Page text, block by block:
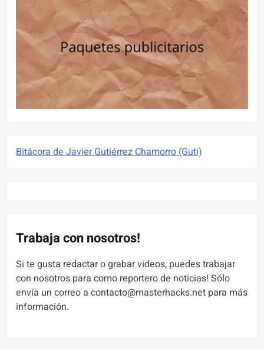
Bitácora de Javier Gutiérrez Chamorro (Guti)
Trabaja con nosotros!
Si te gusta redactar o grabar videos, puedes trabajar
con nosotros para como reportero de noticias! Sólo
envía un correo a contacto@masterhacks.net para más
información.